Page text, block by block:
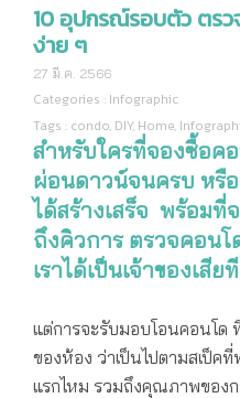
10 อุปกรณ์รอบตัว ตรว
ง่าย ๆ
27 มี.ค. 2566
Categories : Infographic
Tags : condo, DIY, Home,
สำหรับใครที่จองซื้อคอ
ผ่อนดาวน์จนครบ หรื
ได้สร้างเสร็จ พร้อมที่
ถึงคิวการ ตรวจคอนโ
เราได้เป็นเจ้าของเสียที
แต่การจะรับมอบโอนคอนโด
ของห้อง ว่าเป็นไปตามสเป็ค
แรกไหม รวมถึงคุณภาพของ